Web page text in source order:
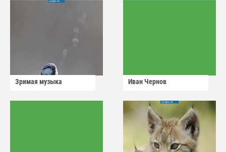
Зримая музыка Иван Чернов